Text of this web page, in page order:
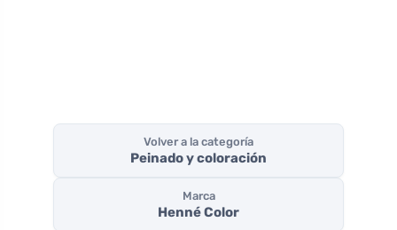
Volver a la categoría
Peinado y coloración
Marca
Henné Color